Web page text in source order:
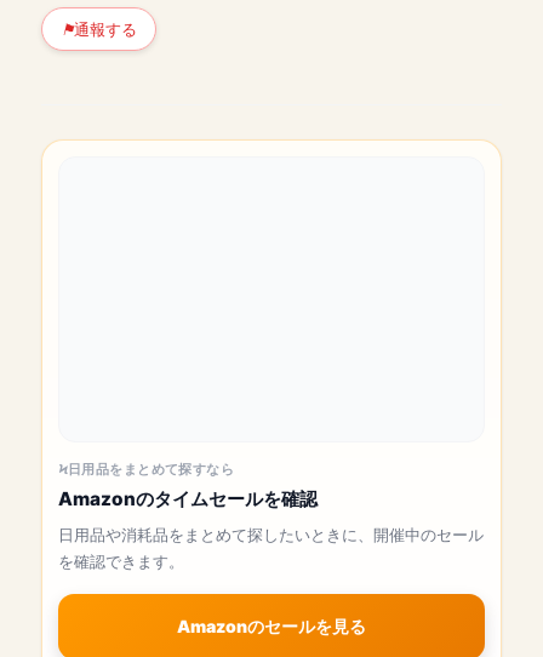
通報する
日用品をまとめて探すなら
Amazonのタイムセールを確認
日用品や消耗品をまとめて探したいときに、開催中のセール
を確認できます。
Amazonのセールを見る